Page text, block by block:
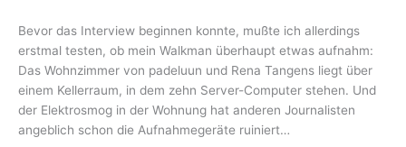
Bevor das Interview beginnen konnte, mußte ich allerdings
erstmal testen, ob mein Walkman überhaupt etwas aufnahm:
Das Wohnzimmer von padeluun und Rena Tangens liegt über
einem Kellerraum, in dem zehn Server-Computer stehen. Und
der Elektrosmog in der Wohnung hat anderen Journalisten
angeblich schon die Aufnahmegeräte ruiniert…